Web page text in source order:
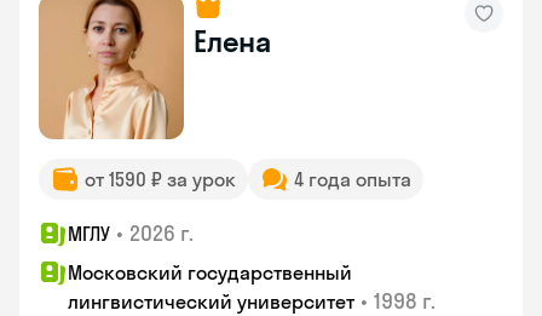
Елена
от 1590 ₽ за урок 4 года опыта
МГЛУ • 2026 г.
Московский государственный
лингвистический университет • 1998 г.